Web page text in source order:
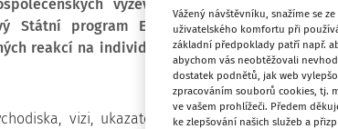
výzev jako jsou např. změna
Státní program EVVO klade také důraz
reakcí na individuální i celospolečenské
vizi, ukazatele úspěšnosti pro
Vážený návštěvníku, snažíme se
uživatelského komfortu při
základní předpoklady patří např.
abychom vás neobtěžovali
dostatek podnětů, jak web
zpracováním souborů cookies, tj.
ve vašem prohlížeči. Předem
ke zlepšování našich služeb a